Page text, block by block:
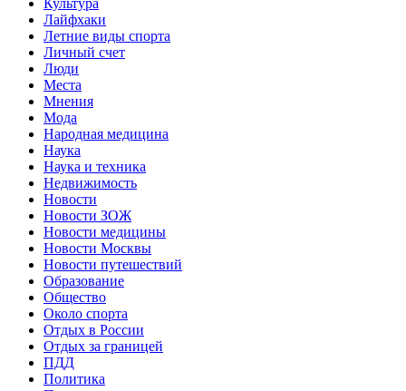
Лайфхаки
Летние виды спорта
Личный счет
Люди
Места
Мнения
Мода
Народная медицина
Наука
Наука и техника
Недвижимость
Новости
Новости ЗОЖ
Новости медицины
Новости Москвы
Новости путешествий
Образование
Общество
Около спорта
Отдых в России
Отдых за границей
ПДД
Политика